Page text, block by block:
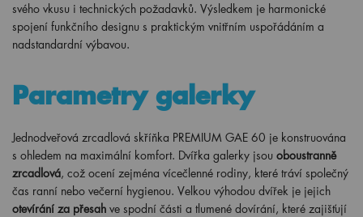
svého vkusu i technických požadavků. Výsledkem je harmonické
spojení funkčního designu s praktickým vnitřním uspořádáním a
nadstandardní výbavou.
Parametry galerky
Jednodveřová zrcadlová skříňka PREMIUM GAE 60 je konstruována
s ohledem na maximální komfort. Dvířka galerky jsou oboustranně
zrcadlová, což ocení zejména vícečlenné rodiny, které tráví společný
čas ranní nebo večerní hygienou. Velkou výhodou dvířek je jejich
otevírání za přesah ve spodní části a tlumené dovírání, které zajišťují